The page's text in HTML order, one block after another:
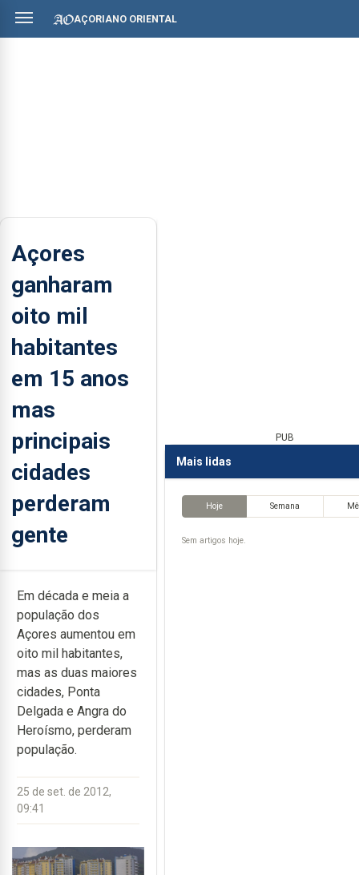
AÇORIANO ORIENTAL
Açores
ganharam
oito mil
habitantes
em 15 anos
mas
principais
cidades
perderam
gente
Em década e meia a
população dos
Açores aumentou em
oito mil habitantes,
mas as duas maiores
cidades, Ponta
Delgada e Angra do
Heroísmo, perderam
população.
25 de set. de 2012,
09:41
PUB
Mais lidas
Hoje Semana
Sem artigos hoje.